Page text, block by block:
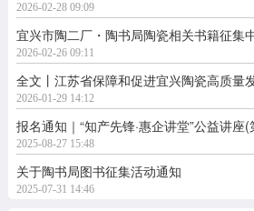
2026-02-28 09:09
宜兴市陶二厂・陶书局陶瓷相关书籍征集
2026-02-26 09:11
全文丨江苏省保障和促进宜兴陶瓷高质量
2026-01-29 14:12
报名通知｜“知产先锋·惠企讲堂”公益讲座
2025-08-27 15:48
关于陶书局图书征集活动通知
2025-07-31 14:46